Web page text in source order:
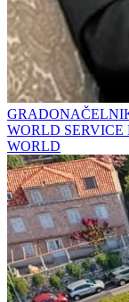
WORLD SERVICE
WORLD